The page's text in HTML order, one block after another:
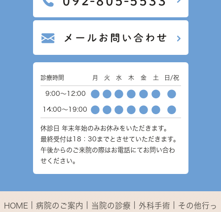
診療時間 月 火 水 木 金 土 日/祝
9:00～12:00 ● ● ● ● ● ● ●
14:00～19:00 ● ● ● ● ● ● ●
休診日 年末年始のみお休みをいただきます。
最終受付は18：30までとさせていただきます。
午後からのご来院の際はお電話にてお問い合わ
せください。
HOME 病院のご案内 当院の診療 外科手術 その他行っ